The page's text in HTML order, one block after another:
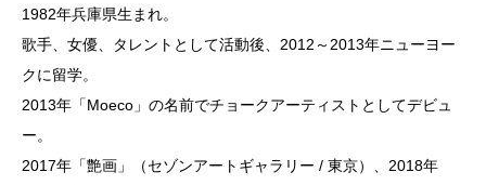
1982年兵庫県生まれ。
歌手、女優、タレントとして活動後、2012～2013年ニューヨー
クに留学。
2013年「Moeco」の名前でチョークアーティストとしてデビュ
ー。
2017年「艶画」（セゾンアートギャラリー / 東京）、2018年